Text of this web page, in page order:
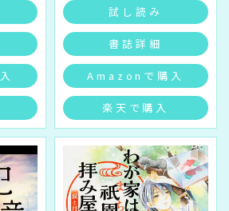
試し読み
書誌詳細
Amazonで購入
楽天で購入